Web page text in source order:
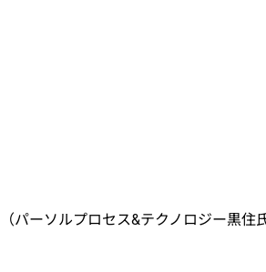
ーソルプロセス&テクノロジー黒住氏